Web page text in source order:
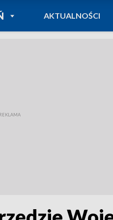
DO
AKTUALNOŚCI